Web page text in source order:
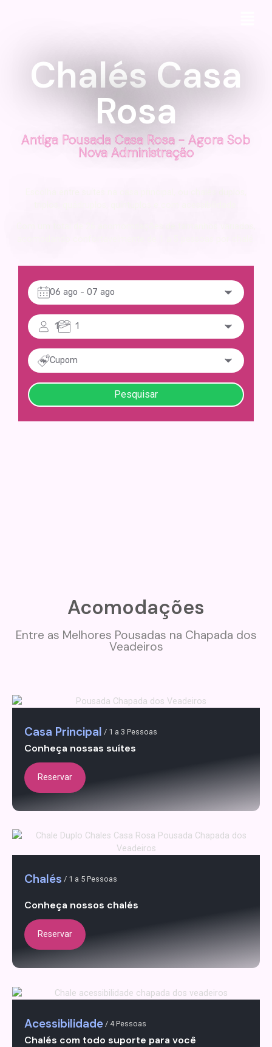
Chalés Casa
Rosa
Antiga Pousada Casa Rosa - Agora Sob
Nova Administração
06 ago - 07 ago
1 1
Cupom
Pesquisar
Acomodações
Entre as Melhores Pousadas na Chapada dos
Veadeiros
Casa Principal / 1 a 3 Pessoas
Conheça nossas suítes
Reservar
Chalés / 1 a 5 Pessoas
Conheça nossos chalés
Reservar
Acessibilidade / 4 Pessoas
Chalés com todo suporte para você